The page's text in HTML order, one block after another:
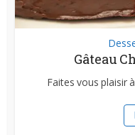
Gâteau
Faites vous plaisir